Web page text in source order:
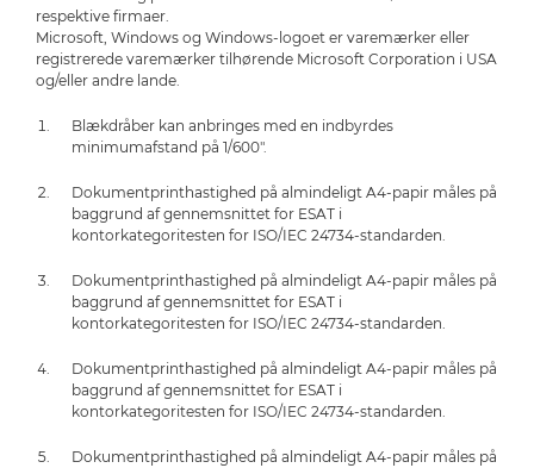
respektive firmaer.
Microsoft, Windows og Windows-logoet er varemærker eller
registrerede varemærker tilhørende Microsoft Corporation i USA
og/eller andre lande.
Blækdråber kan anbringes med en indbyrdes
minimumafstand på 1/600".
Dokumentprinthastighed på almindeligt A4-papir måles på
baggrund af gennemsnittet for ESAT i
kontorkategoritesten for ISO/IEC 24734-standarden.
Dokumentprinthastighed på almindeligt A4-papir måles på
baggrund af gennemsnittet for ESAT i
kontorkategoritesten for ISO/IEC 24734-standarden.
Dokumentprinthastighed på almindeligt A4-papir måles på
baggrund af gennemsnittet for ESAT i
kontorkategoritesten for ISO/IEC 24734-standarden.
Dokumentprinthastighed på almindeligt A4-papir måles på